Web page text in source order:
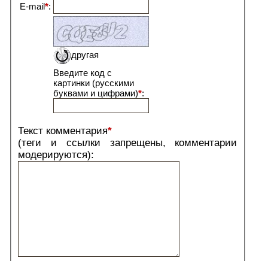
E-mail*:
другая
Введите код с
картинки (русскими
буквами и цифрами)*:
Текст комментария*
(теги и ссылки запрещены, комментарии
модерируются):